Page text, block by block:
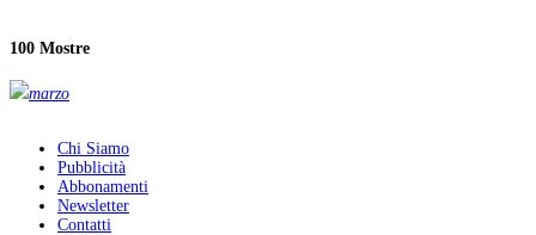
100 Mostre
marzo
Chi Siamo
Pubblicità
Abbonamenti
Newsletter
Contatti